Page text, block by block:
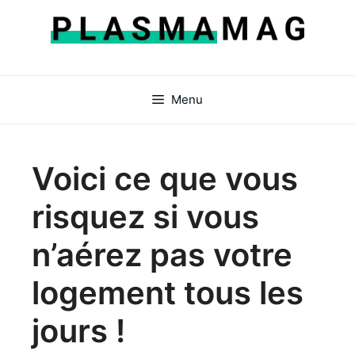
Menu
Voici ce que vous
risquez si vous
n’aérez pas votre
logement tous les
jours !